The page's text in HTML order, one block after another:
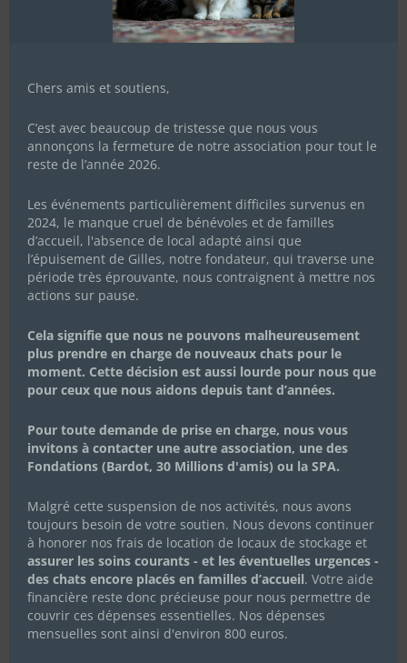
Chers amis et soutiens,
C’est avec beaucoup de tristesse que nous vous
annonçons la fermeture de notre association pour tout le
reste de l’année 2026.
Les événements particulièrement difficiles survenus en
2024, le manque cruel de bénévoles et de familles
d’accueil, l'absence de local adapté ainsi que
l’épuisement de Gilles, notre fondateur, qui traverse une
période très éprouvante, nous contraignent à mettre nos
actions sur pause.
Cela signifie que nous ne pouvons malheureusement
plus prendre en charge de nouveaux chats pour le
moment. Cette décision est aussi lourde pour nous que
pour ceux que nous aidons depuis tant d’années.
Pour toute demande de prise en charge, nous vous
invitons à contacter une autre association, une des
Fondations (Bardot, 30 Millions d'amis) ou la SPA.
Malgré cette suspension de nos activités, nous avons
toujours besoin de votre soutien. Nous devons continuer
à honorer nos frais de location de locaux de stockage et
assurer les soins courants - et les éventuelles urgences -
des chats encore placés en familles d’accueil. Votre aide
financière reste donc précieuse pour nous permettre de
couvrir ces dépenses essentielles. Nos dépenses
mensuelles sont ainsi d'environ 800 euros.